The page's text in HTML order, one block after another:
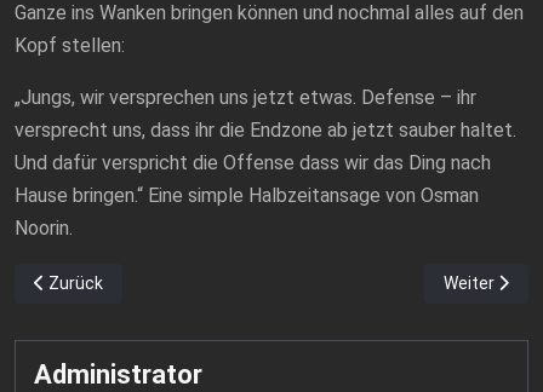
Ganze ins Wanken bringen können und nochmal alles auf den
Kopf stellen:
„Jungs, wir versprechen uns jetzt etwas. Defense – ihr
versprecht uns, dass ihr die Endzone ab jetzt sauber haltet.
Und dafür verspricht die Offense dass wir das Ding nach
Hause bringen.“ Eine simple Halbzeitansage von Osman
Noorin.
Vorheriger Beitrag: Footballer der Demons laden zum
Zurück Nächster
Weiter
Administrator